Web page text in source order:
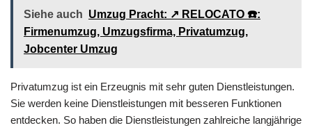
Siehe auch Umzug Pracht: ↗️ RELOCATO ☎️:
Firmenumzug, Umzugsfirma, Privatumzug,
Jobcenter Umzug
Privatumzug ist ein Erzeugnis mit sehr guten Dienstleistungen.
Sie werden keine Dienstleistungen mit besseren Funktionen
entdecken. So haben die Dienstleistungen zahlreiche langjährige